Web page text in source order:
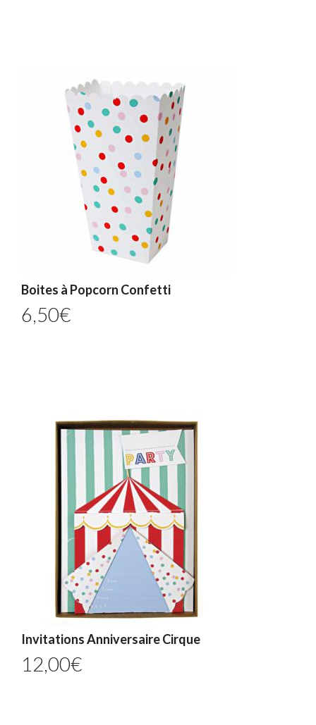
Boites à Popcorn Confetti
6,50€
Invitations Anniversaire Cirque
12,00€